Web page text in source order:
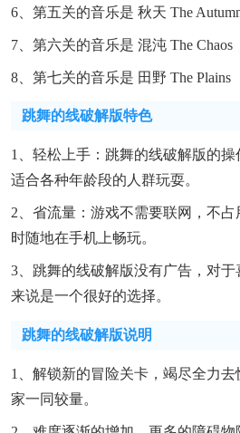
6、第五关的音乐是 秋天 The
7、第六关的音乐是 混沌 The Chaos
8、第七关的音乐是 田野 The Plains
跳舞的线破解版特色
1、轻松上手：跳舞的线破解版的操
适合各种年龄段的人群玩耍。
2、省流量：游戏不需要联网，不
时随地在手机上畅玩。
3、跳舞的线破解版没有广告，对
来说是一个很好的选择。
跳舞的线破解版说明
1、解锁新的冒险关卡，竭尽全力
家一同较量。